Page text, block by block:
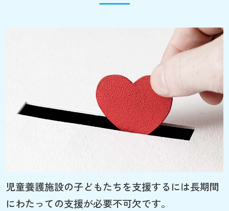
児童養護施設の子どもたちを支援するには長期間
にわたっての支援が必要不可欠です。